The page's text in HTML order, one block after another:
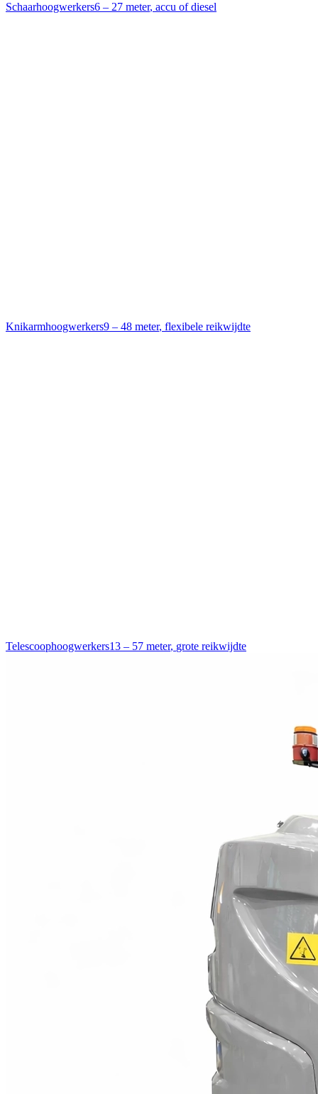
Schaarhoogwerkers6 – 27 meter, accu of diesel
Knikarmhoogwerkers9 – 48 meter, flexibele reikwijdte
Telescoophoogwerkers13 – 57 meter, grote reikwijdte